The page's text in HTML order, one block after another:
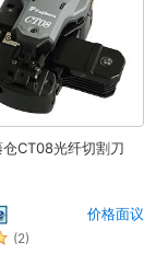
CT08光纤切割刀
价格面议
(2)